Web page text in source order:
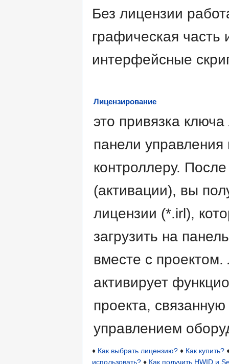
Без лицензии
графическая часть
интерфейсные
Лицензирование
это привязка
панели управления
контроллеру.
(активации), вы
лицензии (*.irl),
загрузить на
вместе с проектом.
активирует
проекта, связанную
управлением
♦ Как выбрать лицензию? ♦ Как купить?
использовать? ♦ Как получить HWID и